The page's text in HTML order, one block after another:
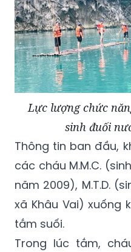
Lực lượng chức
sinh đuối
Thông tin ban đầu,
các cháu M.M.C.
năm 2009), M.T.D.
xã Khâu Vai) xuống
tắm suối.
Trong lúc tắm,